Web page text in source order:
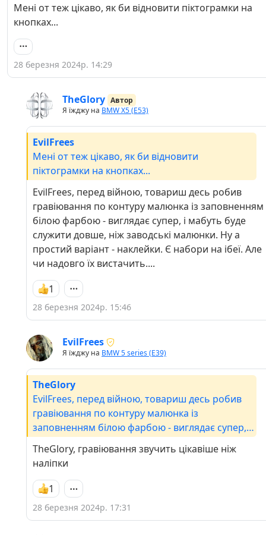
Мені от теж цікаво, як би відновити піктограмки на
кнопках...
28 березня 2024р. 14:29
TheGlory Автор
Я їжджу на BMW X5 (E53)
EvilFrees
Мені от теж цікаво, як би відновити
піктограмки на кнопках...
EvilFrees, перед війною, товариш десь робив
гравіювання по контуру малюнка із заповненням
білою фарбою - виглядає супер, і мабуть буде
служити довше, ніж заводські малюнки. Ну а
простий варіант - наклейки. Є набори на ібеї. Але
чи надовго їх вистачить....
1
28 березня 2024р. 15:46
EvilFrees
Я їжджу на BMW 5 series (E39)
TheGlory
EvilFrees, перед війною, товариш десь робив
гравіювання по контуру малюнка із
заповненням білою фарбою - виглядає супер, і
мабуть буде служити довше, ніж заводські
малюнки. Ну а простий варіант - наклейки. Є
набори на ібеї. Але чи надовго їх вистачить....
TheGlory, гравіювання звучить цікавіше ніж
наліпки
1
28 березня 2024р. 17:31